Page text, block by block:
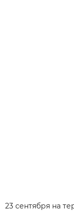
23 сентября на